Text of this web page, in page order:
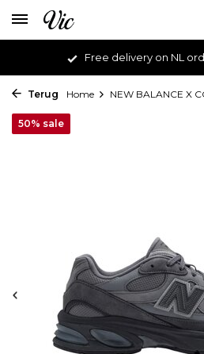
Free delivery on NL
Terug Home NEW BALANCE X
50% sale